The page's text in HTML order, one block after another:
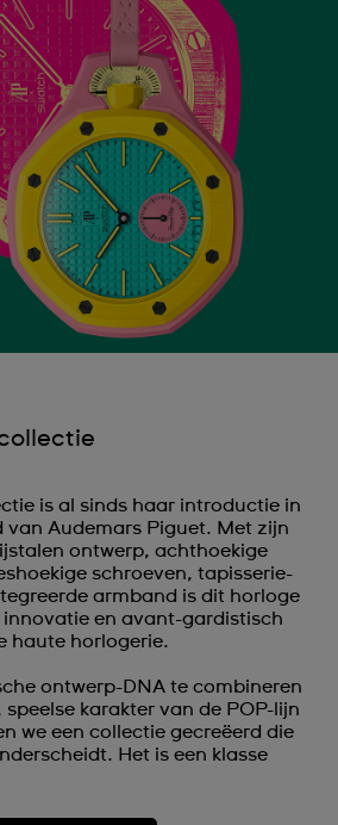
is al sinds haar introductie in
van Audemars Piguet. Met zijn
ontwerp, achthoekige
schroeven, tapisserie-
armband is dit horloge
en avant-gardistisch
haute horlogerie.
ontwerp-DNA te combineren
karakter van de POP-lijn
we een collectie gecreëerd die
Het is een klasse